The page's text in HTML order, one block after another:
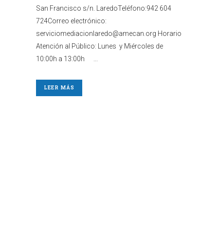
San Francisco s/n. LaredoTeléfono:942 604
724Correo electrónico:
serviciomediacionlaredo@amecan.org Horario
Atención al Público: Lunes y Miércoles de
10:00h a 13:00h ...
LEER MÁS